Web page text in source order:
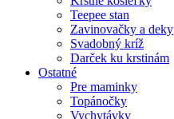
Teepee stan
Zavinovačky a deky
Svadobný kríž
Darček ku krstinám
Ostatné
Pre maminky
Topánočky
Vychytávky